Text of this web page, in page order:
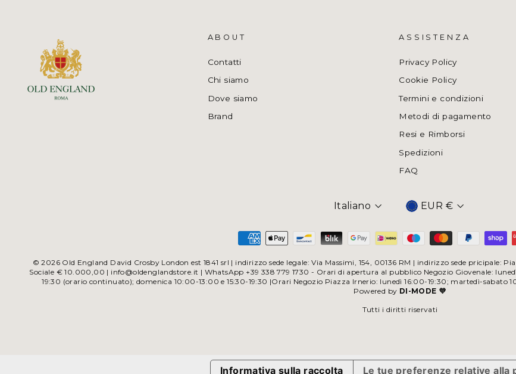
ABOUT
Contatti
Chi siamo
Dove siamo
Brand
ASSISTENZA
Privacy Policy
Cookie Policy
Termini e condizioni
Metodi di pagamento
Resi e Rimborsi
Spedizioni
FAQ
Italiano Valuta
EUR €
© 2026 Old England David Crosby London est 1841 srl | indirizzo sede legale: Via Massimi, 154, 00136 RM | indirizzo sede pricipale:
Sociale € 10.000,00 | info@oldenglandstore.it | WhatsApp +39 338 779 1730 - Orari di apertura al pubblico Negozio Giovenale:
19:30 (orario continuato); domenica 10:00-13:00 e 15:30-19:30 |Orari Negozio Piazza Irnerio: lunedì 16:00-19:30; martedì-sabato
Powered by DI-MODE 💜
Tutti i diritti riservati
Informativa sulla raccolta Le tue preferenze relative alla